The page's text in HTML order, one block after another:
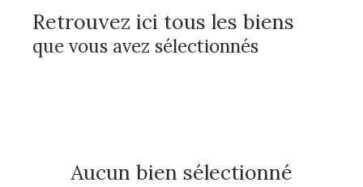
ALERTE
E-MAIL
Retrouvez ici tous les biens
que vous avez sélectionnés
Aucun bien sélectionné